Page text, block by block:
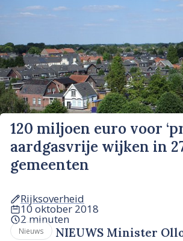
120 miljoen euro voor
aardgasvrije wijken in
gemeenten
Rijksoverheid
10 oktober 2018
2 minuten
Nieuws
NIEUWS Minister